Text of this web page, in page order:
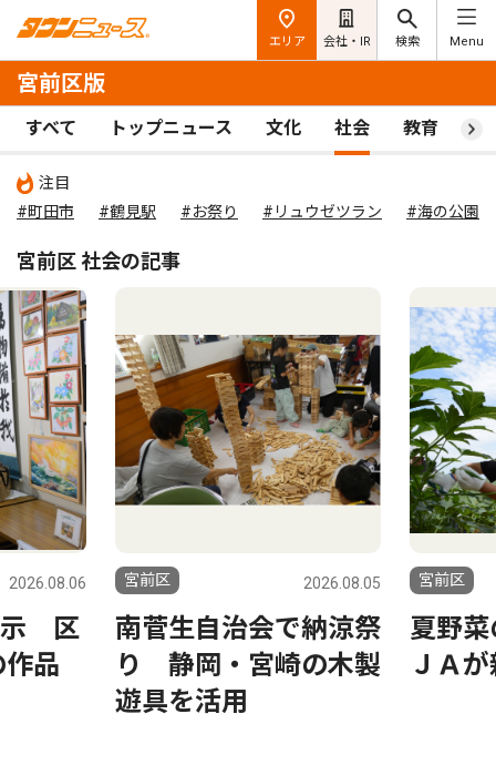
エリア 会社・IR 検索 Menu
宮前区版
すべて トップニュース 文化 社会 教育 ス
注目
#町田市
#鶴見駅 #お祭り #リュウゼツラン #海の公園
宮前区 社会の記事
宮前区 2026.08.05
南菅生自治会で納涼祭
り 静岡・宮崎の木製
遊具を活用
宮前区
夏野菜の
ＪＡが親子